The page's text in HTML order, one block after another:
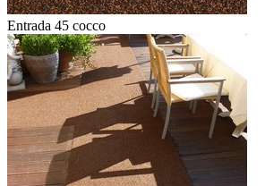
Entrada 45 cocco